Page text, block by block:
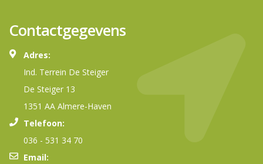
Contactgegevens
Adres:
Ind. Terrein De Steiger
De Steiger 13
1351 AA Almere-Haven
Telefoon:
036 - 531 34 70
Email: